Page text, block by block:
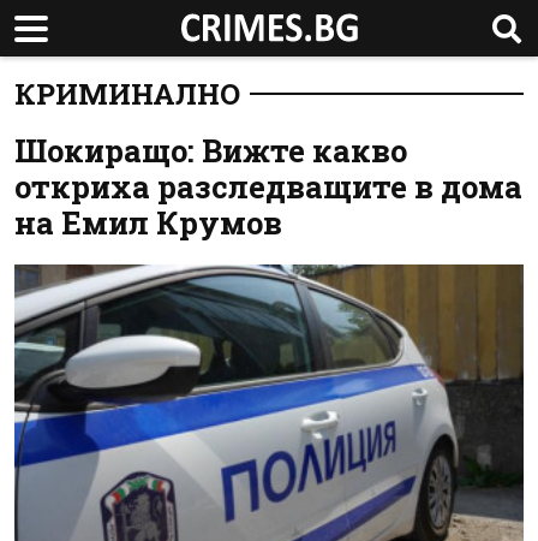
КРИМИНАЛНО
Шокиращо: Вижте какво
откриха разследващите в дома
на Емил Крумов